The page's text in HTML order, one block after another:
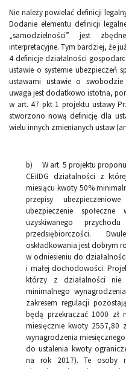
Nie należy powielać definicji
Dodanie elementu definicji
„samodzielności” jest
interpretacyjne. Tym bardziej, że
4 definicje działalności
ustawie o systemie ubezpieczeń
ustawami ustawie o swobodzie
uwaga jest dodatkowo istotna,
w art. 47 pkt 1 projektu ustawy
stworzono nową definicję dla
wielu innych zmienianych ustaw
b) W art. 5 projektu
CEiIDG działalności z
miesiącu kwoty 50%
przepisy
ubezpieczenie
uzyskiwanego
przedsiębiorczości.
oskładkowania jest dobrym
w odniesieniu do
i małej dochodowości.
którzy z działalności nie
minimalnego
zakresem regulacji
będą przekraczać 1000 zł
miesięcznie kwoty 2557,80
wynagrodzenia
do ustalenia kwoty
na rok 2017). Te osoby